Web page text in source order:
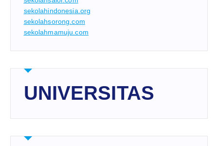
sekolahindonesia.org
sekolahsorong.com
sekolahmamuju.com
UNIVERSITAS